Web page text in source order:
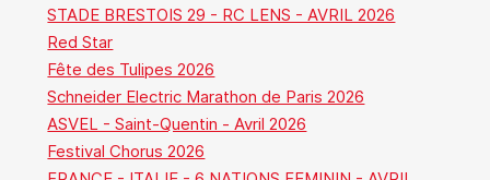
STADE BRESTOIS 29 - RC LENS - AVRIL 2026
Red Star
Fête des Tulipes 2026
Schneider Electric Marathon de Paris 2026
ASVEL - Saint-Quentin - Avril 2026
Festival Chorus 2026